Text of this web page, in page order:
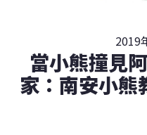
2019
當小熊撞見
家：南安小熊